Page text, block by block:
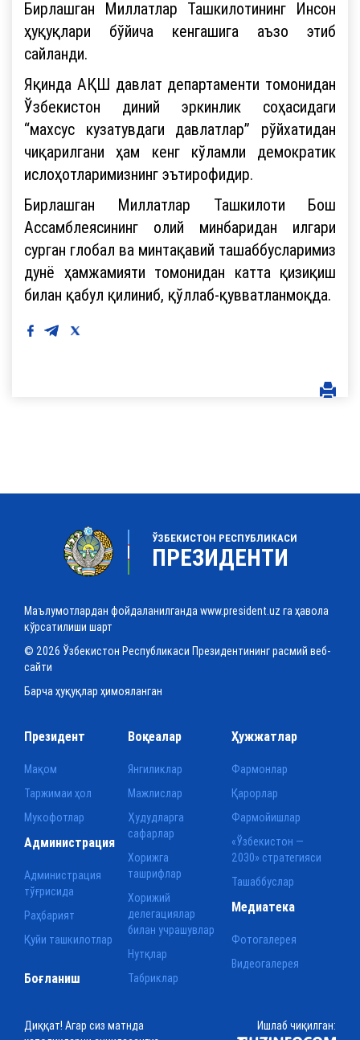
Бирлашган Миллатлар Ташкилотининг Инсон
ҳуқуқлари бўйича кенгашига аъзо этиб
сайланди.
Яқинда АҚШ давлат департаменти томонидан
Ўзбекистон диний эркинлик соҳасидаги
“махсус кузатувдаги давлатлар” рўйхатидан
чиқарилгани ҳам кенг кўламли демократик
ислоҳотларимизнинг эътирофидир.
Бирлашган Миллатлар Ташкилоти Бош
Ассамблеясининг олий минбаридан илгари
сурган глобал ва минтақавий ташаббусларимиз
дунё ҳамжамияти томонидан катта қизиқиш
билан қабул қилиниб, қўллаб-қувватланмоқда.
ЎЗБЕКИСТОН РЕСПУБЛИКАСИ
ПРЕЗИДЕНТИ
Маълумотлардан фойдаланилганда www.president.uz га ҳавола
кўрсатилиши шарт
© 2026 Ўзбекистон Республикаси Президентининг расмий веб-
сайти
Барча ҳуқуқлар ҳимояланган
Президент
Мақом
Таржимаи ҳол
Мукофотлар
Воқеалар
Янгиликлар
Мажлислар
Ҳудудларга
сафарлар
Хорижга
ташрифлар
Хорижий
делегациялар
билан учрашувлар
Нутқлар
Табриклар
Ҳужжатлар
Фармонлар
Қарорлар
Фармойишлар
«Ўзбекистон —
2030» стратегияси
Ташаббуслар
Администрация
Администрация
тўғрисида
Раҳбарият
Қуйи ташкилотлар
Медиатека
Фотогалерея
Видеогалерея
Боғланиш
Диққат! Агар сиз матнда
Ишлаб чиқилган: